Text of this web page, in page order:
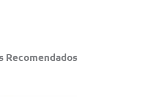
Recomendados